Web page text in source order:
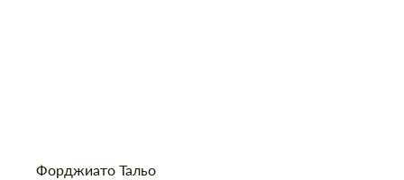
Форджиато Тальоперсональных данных
персональных данных